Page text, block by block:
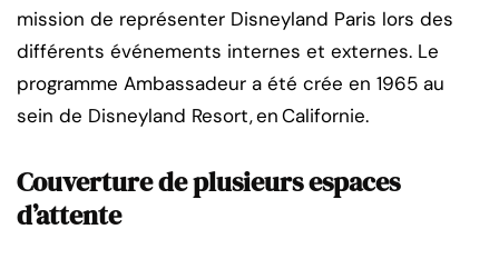
mission de représenter Disneyland Paris lors des
différents événements internes et externes. Le
programme Ambassadeur a été crée en 1965 au
sein de Disneyland Resort, en Californie.
Couverture de plusieurs espaces
d’attente